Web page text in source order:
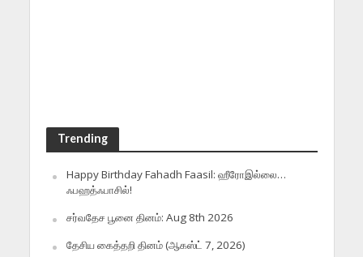
Trending
Happy Birthday Fahadh Faasil: ஹீரோஇல்லை…
ஃபஹத்ஃபாசில்!
சர்வதேச பூனை தினம்: Aug 8th 2026
தேசிய கைத்தறி தினம் (ஆகஸ்ட் 7, 2026)